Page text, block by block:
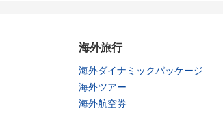
海外旅行
海外ダイナミックパッケージ
海外ツアー
海外航空券